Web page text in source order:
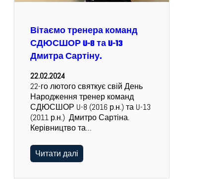
Вітаємо тренера команд
СДЮСШОР U-8 та U-13
Дмитра Сартіну.
22.02.2024
22-го лютого святкує свій День
Народження тренер команд
СДЮСШОР U-8 (2016 р.н.) та U-13
(2011 р.н.) Дмитро Сартіна.
Керівництво та…
Читати далі